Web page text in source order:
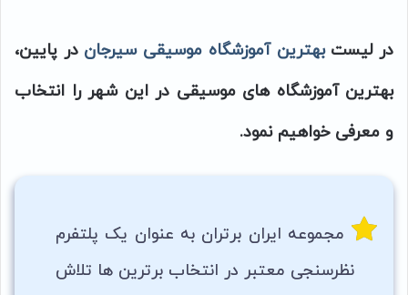
در لیستبهترین آموزشگاه موسیقی سیرجان در پایین،
بهترین آموزشگاه های موسیقی در این شهر را انتخاب
و معرفی خواهیم نمود.
مجموعه ایران برتران به عنوان یک پلتفرم
نظرسنجی معتبر در انتخاب برترین ها تلاش